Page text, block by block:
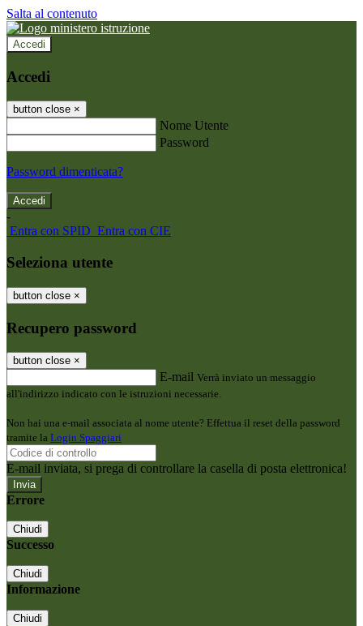
Salta al contenuto
Accedi
Accedi
button close ×
Nome Utente
Password
Password dimenticata?
-
Entra con SPID Entra con CIE
Seleziona utente
button close ×
Recupero password
button close ×
E-mail Verrà inviato un messaggio
all'indirizzo indicato con le istruzioni necessarie.
Non hai una e-mail associata al nome utente? Effettua il reset della password
tramite la Login Spaggiari
E-mail inviata, si prega di controllare la casella di posta elettronica!
Errore
Chiudi
Successo
Chiudi
Informazione
Chiudi